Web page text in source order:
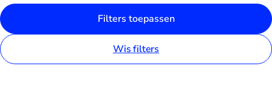
Nieuws
Nieuwsbrief
Filters toepassen
Wis filters